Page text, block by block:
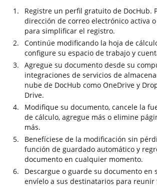
Registre un perfil gratuito de DocHub.
dirección de correo electrónico activa
para simplificar el registro.
Continúe modificando la hoja de
configure su espacio de trabajo y
Agregue su documento desde su
integraciones de servicios de
nube de DocHub como OneDrive y
Drive.
Modifique su documento, cancele la
de cálculo, agregue más o elimine
más.
Benefíciese de la modificación sin
función de guardado automático y
documento en cualquier momento.
Descargue o guarde su documento en
envíelo a sus destinatarios para reunir